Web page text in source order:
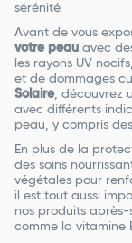
sérénité.
Avant de vous
votre peau avec
les rayons UV
et de dommages
Solaire, découvrez
avec différents
peau, y compris
En plus de la
des soins
végétales pour
il est tout aussi
nos produits
comme la vitamine